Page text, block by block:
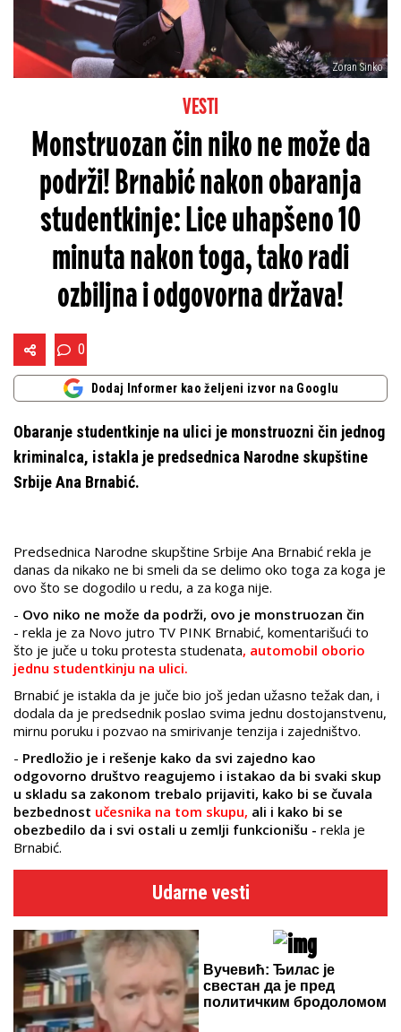
Zoran Sinko
VESTI
Monstruozan čin niko ne može da
podrži! Brnabić nakon obaranja
studentkinje: Lice uhapšeno 10
minuta nakon toga, tako radi
ozbiljna i odgovorna država!
0
Dodaj Informer kao željeni izvor na Googlu
Obaranje studentkinje na ulici je monstruozni čin jednog
kriminalca, istakla je predsednica Narodne skupštine
Srbije Ana Brnabić.
Predsednica Narodne skupštine Srbije Ana Brnabić rekla je
danas da nikako ne bi smeli da se delimo oko toga za koga je
ovo što se dogodilo u redu, a za koga nije.
- Ovo niko ne može da podrži, ovo je monstruozan čin
- rekla je za Novo jutro TV PINK Brnabić, komentarišući to
što je juče u toku protesta studenata, automobil oborio
jednu studentkinju na ulici.
Brnabić je istakla da je juče bio još jedan užasno težak dan, i
dodala da je predsednik poslao svima jednu dostojanstvenu,
mirnu poruku i pozvao na smirivanje tenzija i zajedništvo.
- Predložio je i rešenje kako da svi zajedno kao
odgovorno društvo reagujemo i istakao da bi svaki skup
u skladu sa zakonom trebalo prijaviti, kako bi se čuvala
bezbednost učesnika na tom skupu, ali i kako bi se
obezbedilo da i svi ostali u zemlji funkcionišu - rekla je
Brnabić.
Udarne vesti
Вучевић: Ђилас је
свестан да је пред
политичким бродоломом